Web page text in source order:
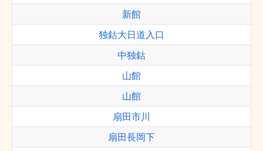
新館
独鈷大日道入口
中独鈷
山館
山館
扇田市川
扇田長岡下